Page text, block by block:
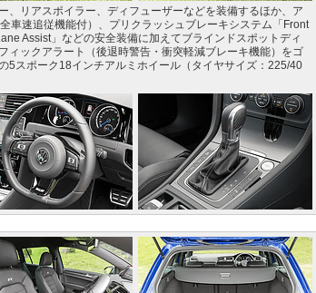
、リアスポイラー、ディフューザーなどを装備するほか、ア
車速追従機能付）、プリクラッシュブレーキシステム「Front
Assist」などの安全装備に加えてブラインドスポットディ
ィックアラート（後退時警告・衝突軽減ブレーキ機能）をゴ
5スポーク18インチアルミホイール（タイヤサイズ：225/40